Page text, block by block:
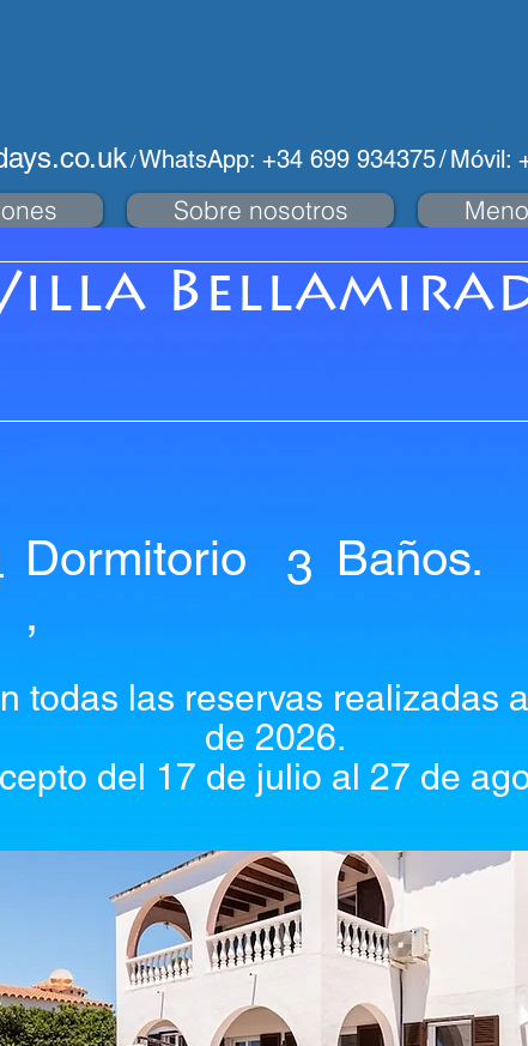
/WhatsApp: +34 699 934375/Móvil:
Sobre nosotros
Dormitorio
,
3 Baños.
todas las reservas realizadas
de 2026.
del 17 de julio al 27 de